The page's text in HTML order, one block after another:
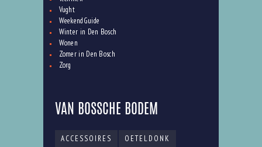
Vught
WeekendGuide
Winter in Den Bosch
Wonen
Zomer in Den Bosch
Zorg
VAN BOSSCHE BODEM
ACCESSOIRES
OETELDONK